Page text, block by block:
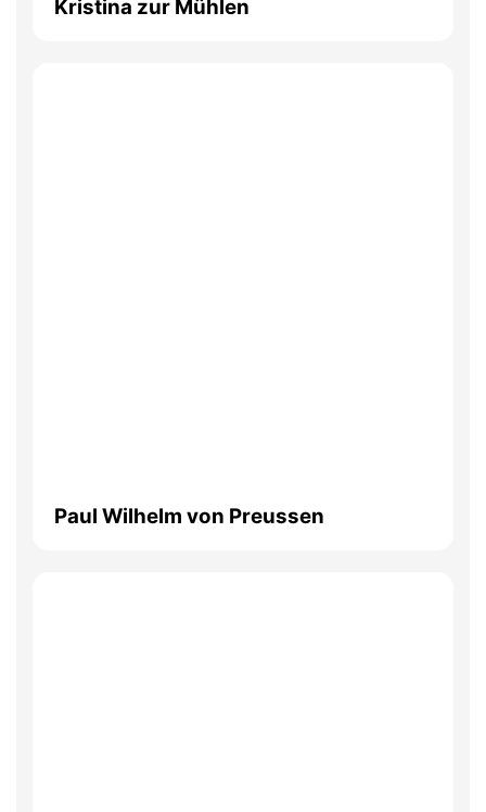
Kristina zur Mühlen
Paul Wilhelm von Preussen